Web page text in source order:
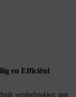
en Efficiënt
verdeelstekker met